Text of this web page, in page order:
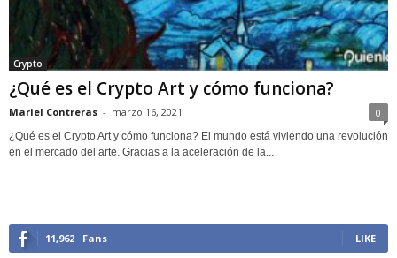
Crypto
¿Qué es el Crypto Art y cómo funciona?
Mariel Contreras - marzo 16, 2021 0
¿Qué es el Crypto Art y cómo funciona? El mundo está viviendo una revolución
en el mercado del arte. Gracias a la aceleración de la...
11,962 Fans LIKE